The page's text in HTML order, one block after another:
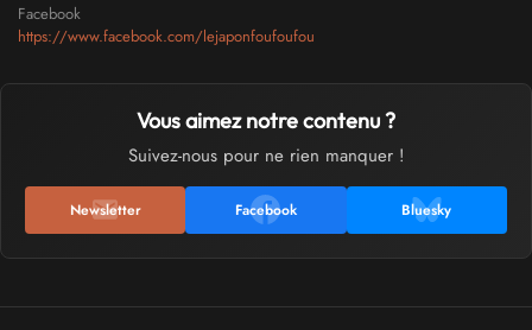
Facebook
https://www.facebook.com/lejaponfoufoufou
Vous aimez notre contenu ?
Suivez-nous pour ne rien manquer !
Newsletter Facebook Bluesky